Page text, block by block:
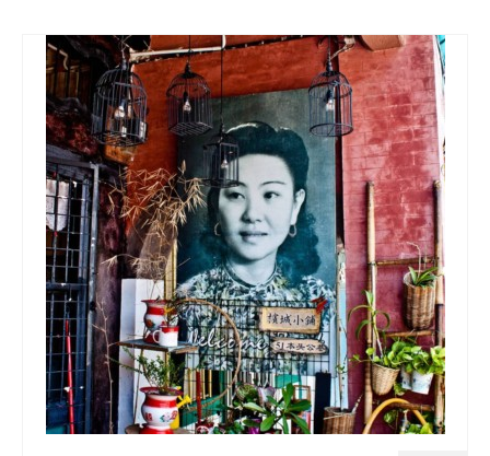
Malte
Préparatifs
Autres voyages
Bolivie
Cambodge
Cap-vert
Costa-Rica
Guatemala
Inde